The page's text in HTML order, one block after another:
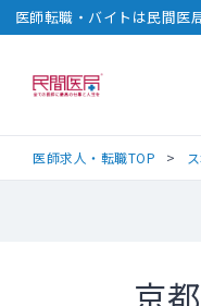
医師転職・バイトは民間医
医師求人・転職TOP
京